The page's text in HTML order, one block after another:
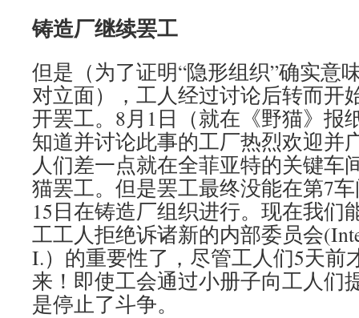
铸造厂继续罢工
但是（为了证明“隐形组织”确实意
对立面），工人经过讨论后转而开
开罢工。8月1日（就在《野猫》报
知道并讨论此事的工厂热烈欢迎并
人们差一点就在全菲亚特的关键
猫罢工。但是罢工最终没能在第7
15日在铸造厂组织进行。现在我们
工工人拒绝诉诸新的内部委员会
I.）的重要性了，尽管工人们5天前
来！即使工会通过小册子向工人们
是停止了斗争。